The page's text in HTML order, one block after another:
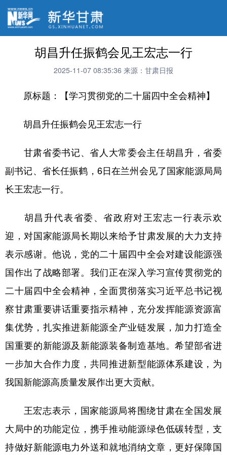
胡昌升任振鹤会见王宏志一行
2025-11-07 08:35:36 来源：甘肃日报
原标题：【学习贯彻党的二十届四中全会精神】
胡昌升任振鹤会见王宏志一行
甘肃省委书记、省人大常委会主任胡昌升，省委
副书记、省长任振鹤，6日在兰州会见了国家能源局局
长王宏志一行。
胡昌升代表省委、省政府对王宏志一行表示欢
迎，对国家能源局长期以来给予甘肃发展的大力支持
表示感谢。他说，党的二十届四中全会对建设能源强
国作出了战略部署。我们正在深入学习宣传贯彻党的
二十届四中全会精神，全面贯彻落实习近平总书记视
察甘肃重要讲话重要指示精神，充分发挥能源资源富
集优势，扎实推进新能源全产业链发展，加力打造全
国重要的新能源及新能源装备制造基地。希望部省进
一步加大合作力度，共同推进新型能源体系建设，为
我国新能源高质量发展作出更大贡献。
王宏志表示，国家能源局将围绕甘肃在全国发展
大局中的功能定位，携手推动能源绿色低碳转型，支
持做好新能源电力外送和就地消纳文章，更好保障国